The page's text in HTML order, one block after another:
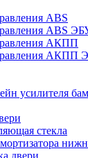
ABS
ABS
АКПП
АКПП
усилителя
стекла
двери